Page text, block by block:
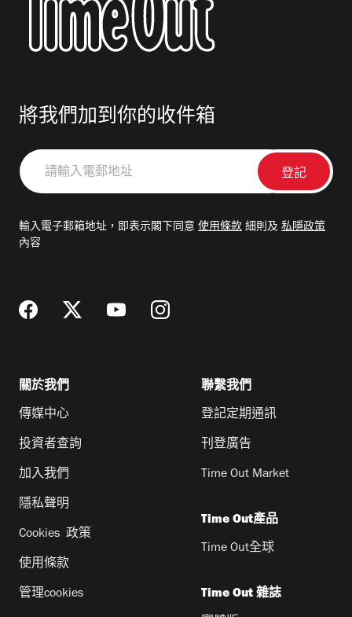
將我們加到你的收件箱
請
輸
郵
輸入電子郵箱地址，即表示閣下同意 使用條款 細則及 私隱政策
內容
關於我們
傳媒中心
投資者查詢
加入我們
隱私聲明
Cookies 政策
使用條款
管理cookies
聯繫我們
登記定期通訊
刊登廣告
Time Out Market
Time Out產品
Time Out全球
Time Out 雜誌